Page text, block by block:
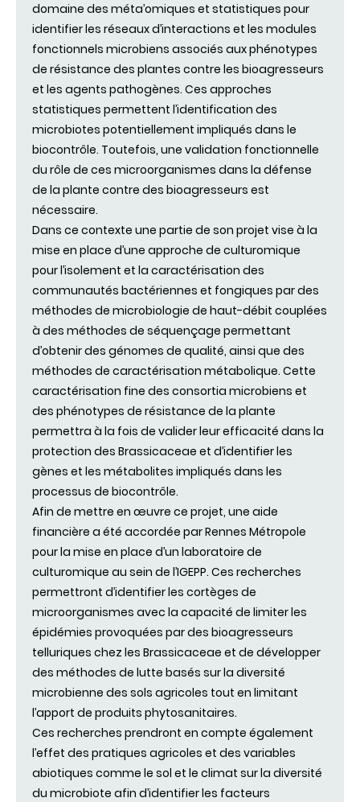
domaine des méta’omiques et statistiques pour
identifier les réseaux d’interactions et les modules
fonctionnels microbiens associés aux phénotypes
de résistance des plantes contre les bioagresseurs
et les agents pathogènes. Ces approches
statistiques permettent l’identification des
microbiotes potentiellement impliqués dans le
biocontrôle. Toutefois, une validation fonctionnelle
du rôle de ces microorganismes dans la défense
de la plante contre des bioagresseurs est
nécessaire.
Dans ce contexte une partie de son projet vise à la
mise en place d’une approche de culturomique
pour l’isolement et la caractérisation des
communautés bactériennes et fongiques par des
méthodes de microbiologie de haut-débit couplées
à des méthodes de séquençage permettant
d’obtenir des génomes de qualité, ainsi que des
méthodes de caractérisation métabolique. Cette
caractérisation fine des consortia microbiens et
des phénotypes de résistance de la plante
permettra à la fois de valider leur efficacité dans la
protection des Brassicaceae et d’identifier les
gènes et les métabolites impliqués dans les
processus de biocontrôle.
Afin de mettre en œuvre ce projet, une aide
financière a été accordée par Rennes Métropole
pour la mise en place d’un laboratoire de
culturomique au sein de l’IGEPP. Ces recherches
permettront d’identifier les cortèges de
microorganismes avec la capacité de limiter les
épidémies provoquées par des bioagresseurs
telluriques chez les Brassicaceae et de développer
des méthodes de lutte basés sur la diversité
microbienne des sols agricoles tout en limitant
l’apport de produits phytosanitaires.
Ces recherches prendront en compte également
l’effet des pratiques agricoles et des variables
abiotiques comme le sol et le climat sur la diversité
du microbiote afin d’identifier les facteurs